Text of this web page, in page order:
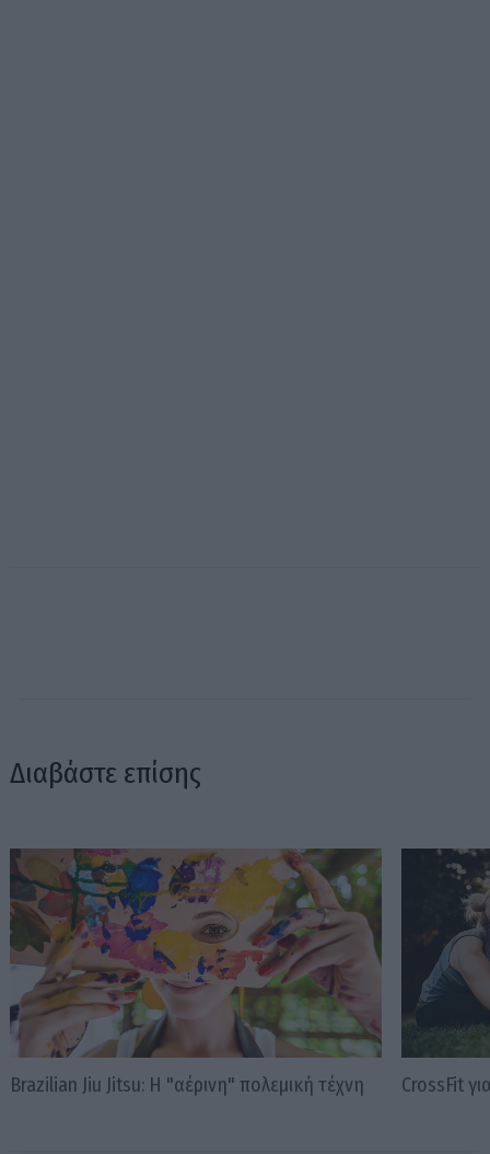
Διαβάστε επίσης
Brazilian Jiu Jitsu: Η "αέρινη" πολεμική τέχνη CrossFit